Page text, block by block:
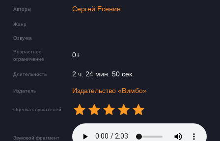
Авторы Сергей Есенин
Жанр
Озвучка
Возрастное
ограничение
0+
Длительность 2 ч. 24 мин. 50 сек.
Издатель Издательство «Вимбо»
Оценка слушателей
Звуковой фрагмент